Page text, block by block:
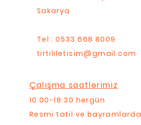
Sakarya
Tel : 0533 668 8009
tirtililetisim@gmail.com
Çalışma saatlerimiz
10:00-18:30 hergün
Resmi tatil ve bayramlarda